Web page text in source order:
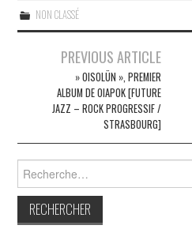
NON CLASSÉ
Navigation
articles
PREVIOUS ARTICLE
» OISOL​Ü​N », PREMIER
ALBUM DE OIAPOK [FUTURE
JAZZ – ROCK PROGRESSIF /
STRASBOURG]